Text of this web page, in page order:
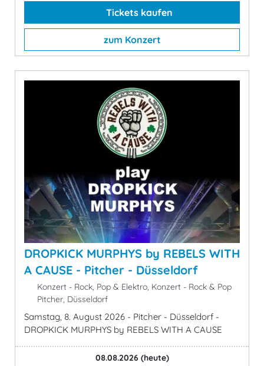
Tickets kaufen
zum Konzert
DROPKICK MURPHYS by REBELS WITH
A CAUSE - Pitcher - Düsseldorf
Konzert - Rock, Pop & Elektro, Konzert - Rock & Pop
Pitcher, Düsseldorf
Samstag, 8. August 2026 - Pitcher - Düsseldorf -
DROPKICK MURPHYS by REBELS WITH A CAUSE
08.08.2026 (heute)